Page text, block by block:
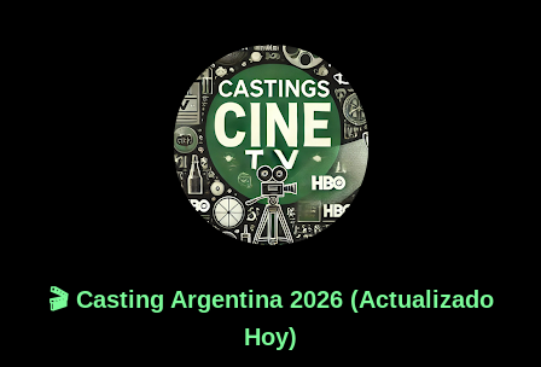
🎬 Casting Argentina 2026 (Actualizado
Hoy)